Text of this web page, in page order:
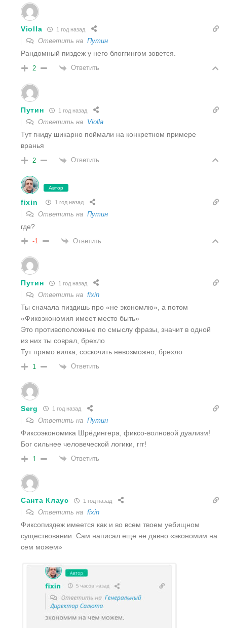
Violla 1 год назад
Ответить на Путин
Рандомный пиздеж у него блоггингом зовется.
2 Ответить
Путин 1 год назад
Ответить на Violla
Тут гниду шикарно поймали на конкретном примере
вранья
2 Ответить
Автор
fixin 1 год назад
Ответить на Путин
где?
-1 Ответить
Путин 1 год назад
Ответить на fixin
Ты сначала пиздишь про «не экономлю», а потом
«Фикоэкономия имеет место быть»
Это противоположные по смыслу фразы, значит в одной
из них ты соврал, брехло
Тут прямо вилка, соскочить невозможно, брехло
1 Ответить
Serg 1 год назад
Ответить на Путин
Фиксоэкономика Шрëдингера, фиксо-волновой дуализм!
Бог сильнее человеческой логики, ггг!
1 Ответить
Санта Клаус 1 год назад
Ответить на fixin
Фиксопиздеж имеется как и во всем твоем уебищном
существовании. Сам написал еще не давно «экономим на
сем можем»